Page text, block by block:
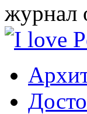
журнал